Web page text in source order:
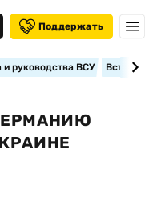
Поддержать
и руководства ВСУ